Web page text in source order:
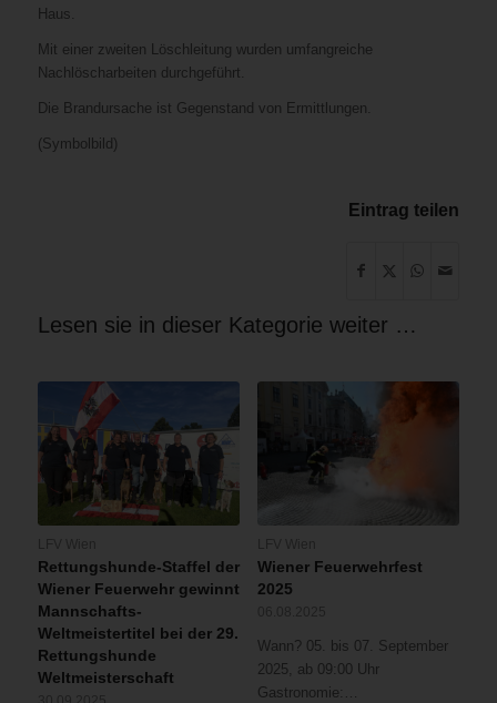
Haus.
Mit einer zweiten Löschleitung wurden umfangreiche
Nachlöscharbeiten durchgeführt.
Die Brandursache ist Gegenstand von Ermittlungen.
(Symbolbild)
Eintrag teilen
Lesen sie in dieser Kategorie weiter …
Rettungshunde-Staffel der
Wiener Feuerwehr gewinnt
Mannschafts-
Weltmeistertitel bei der 29.
Rettungshunde
Weltmeisterschaft
Wiener Feuerwehrfest
2025
Wann? 05. bis 07. September
2025, ab 09:00 Uhr
Gastronomie:…